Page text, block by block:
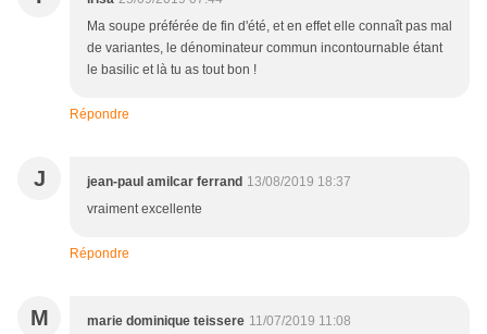
Ma soupe préférée de fin d'été, et en effet elle connaît pas mal
de variantes, le dénominateur commun incontournable étant
le basilic et là tu as tout bon !
Répondre
J jean-paul amilcar ferrand 13/08/2019 18:37
vraiment excellente
Répondre
M marie dominique teissere 11/07/2019 11:08